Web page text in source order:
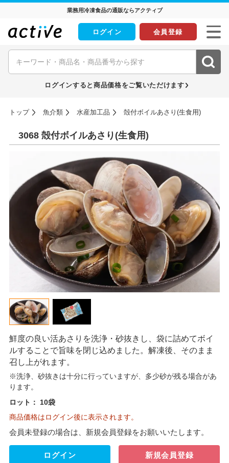
業務用冷凍食品の通販ならアクティブ
ログイン 会員登録
ログインすると商品価格をご覧いただけます
トップ 魚介類 水産加工品 殻付ボイルあさり(生食用)
3068 殻付ボイルあさり(生食用)
鮮度の良い活あさりを洗浄・砂抜きし、袋に詰めてボイ
ルすることで旨味を閉じ込めました。解凍後、そのまま
召し上がれます。
※洗浄、砂抜きは十分に行っていますが、多少砂が残る場合があ
ります。
ロット：
10袋
商品価格はログイン後に表示されます。
会員未登録の場合は、新規会員登録をお願いいたします。
ログイン 新規会員登録